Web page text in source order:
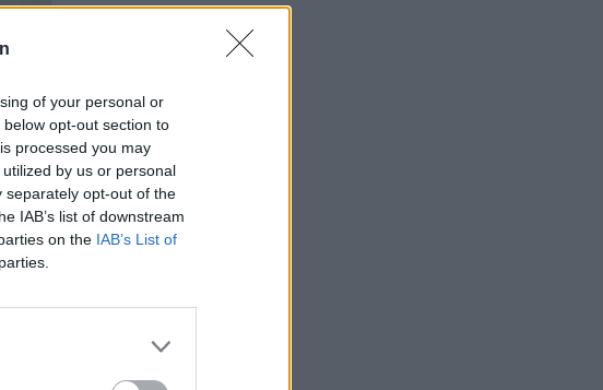
of your personal or
opt-out section to
processed you may
by us or personal
separately opt-out of the
IAB’s list of downstream
on the IAB’s List of